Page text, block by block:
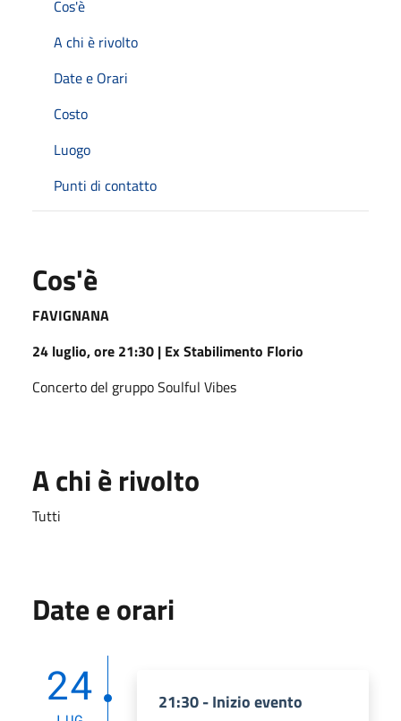
Cos'è
A chi è rivolto
Date e Orari
Costo
Luogo
Punti di contatto
Cos'è
FAVIGNANA
24 luglio, ore 21:30 | Ex Stabilimento Florio
Concerto del gruppo Soulful Vibes
A chi è rivolto
Tutti
Date e orari
24 21:30 - Inizio evento